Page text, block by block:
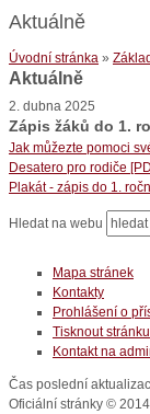
Aktuálně
Úvodní stránka »
Aktuálně
2. dubna 2025
Zápis žáků do 1.
Jak můžezte pomoci
Desatero pro rodiče
Plakát - zápis do 1.
Hledat na webu
Mapa stránek
Kontakty
Prohlášení o
Tisknout stránku
Kontakt na
Čas poslední
Oficiální stránky © 2014